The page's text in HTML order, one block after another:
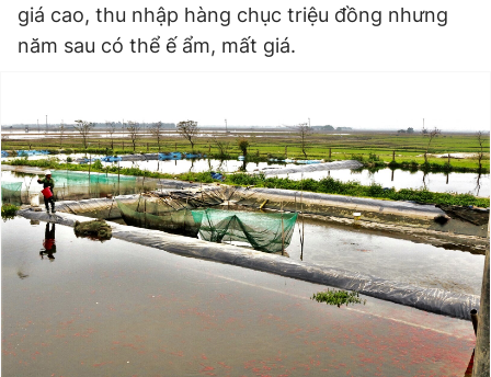
giá cao, thu nhập hàng chục triệu đồng nhưng
năm sau có thể ế ẩm, mất giá.